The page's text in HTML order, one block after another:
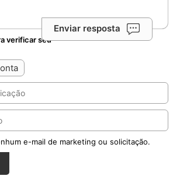
Enviar resposta
verificar seu
e-mail de marketing ou solicitação.